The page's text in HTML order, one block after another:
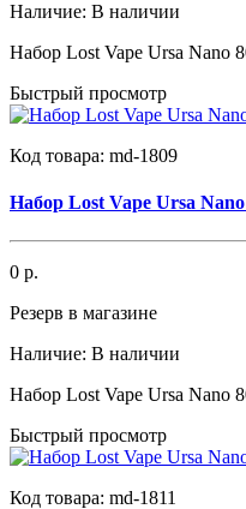
Наличие: В наличии
Набор Lost Vape Ursa Nano
Быстрый просмотр
Код товара: md-1809
Набор Lost Vape Ursa
0 р.
Резерв в магазине
Наличие: В наличии
Набор Lost Vape Ursa Nano
Быстрый просмотр
Код товара: md-1811